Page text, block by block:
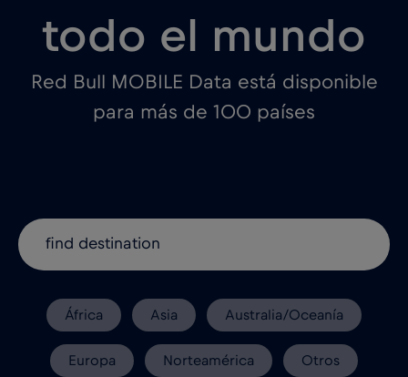
todo el mundo
Red Bull MOBILE Data está disponible
para más de 100 países
África Asia Australia/Oceanía
Europa Norteamérica Otros